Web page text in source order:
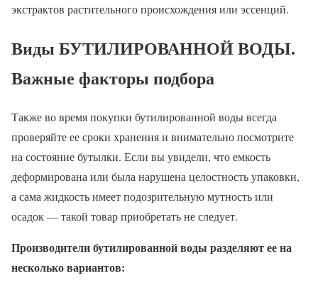
экстрактов растительного происхождения или эссенций.
Виды БУТИЛИРОВАННОЙ ВОДЫ.
Важные факторы подбора
Также во время покупки бутилированной воды всегда
проверяйте ее сроки хранения и внимательно посмотрите
на состояние бутылки. Если вы увидели, что емкость
деформирована или была нарушена целостность упаковки,
а сама жидкость имеет подозрительную мутность или
осадок — такой товар приобретать не следует.
Производители бутилированной воды разделяют ее на
несколько вариантов: